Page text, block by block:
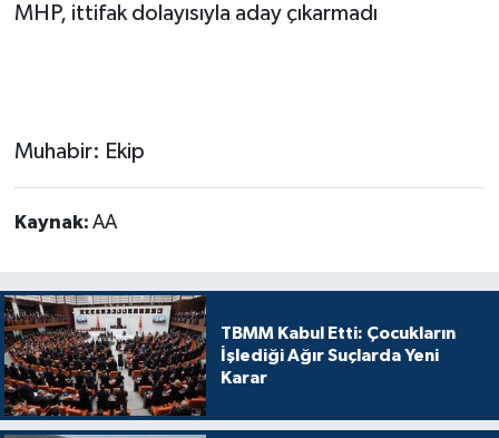
MHP, ittifak dolayısıyla aday çıkarmadı
Muhabir: Ekip
Kaynak: AA
TBMM Kabul Etti: Çocukların
İşlediği Ağır Suçlarda Yeni
Karar